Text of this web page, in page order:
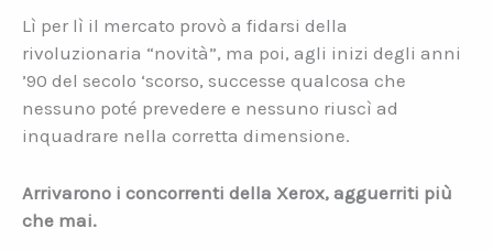
Lì per lì il mercato provò a fidarsi della
rivoluzionaria “novità”, ma poi, agli inizi degli anni
’90 del secolo ‘scorso, successe qualcosa che
nessuno poté prevedere e nessuno riuscì ad
inquadrare nella corretta dimensione.
Arrivarono i concorrenti della Xerox, agguerriti più
che mai.